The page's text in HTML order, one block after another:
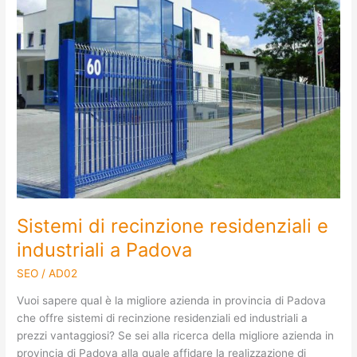
Sistemi di recinzione residenziali e
industriali a Padova
SEO /AD02
Vuoi sapere qual è la migliore azienda in provincia di Padova
che offre sistemi di recinzione residenziali ed industriali a
prezzi vantaggiosi? Se sei alla ricerca della migliore azienda in
provincia di Padova alla quale affidare la realizzazione di
recinzione
residenziali
industriali
a
Padova